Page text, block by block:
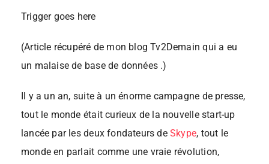
Trigger goes here
(Article récupéré de mon blog Tv2Demain qui a eu
un malaise de base de données .)
Il y a un an, suite à un énorme campagne de presse,
tout le monde était curieux de la nouvelle start-up
lancée par les deux fondateurs deSkype, tout le
monde en parlait comme une vraie révolution,